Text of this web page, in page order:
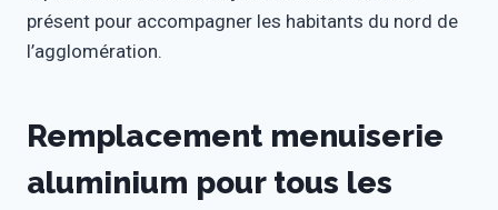
présent pour accompagner les habitants du nord de
l’agglomération.
Remplacement menuiserie
aluminium pour tous les